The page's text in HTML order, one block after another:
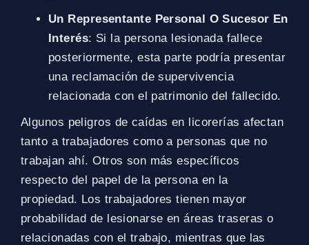
Un Representante Personal O Sucesor En
Interés: Si la persona lesionada fallece
posteriormente, esta parte podría presentar
una reclamación de supervivencia
relacionada con el patrimonio del fallecido.
Algunos peligros de caídas en licorerías afectan
tanto a trabajadores como a personas que no
trabajan ahí. Otros son más específicos
respecto del papel de la persona en la
propiedad. Los trabajadores tienen mayor
probabilidad de lesionarse en áreas traseras o
relacionadas con el trabajo, mientras que las